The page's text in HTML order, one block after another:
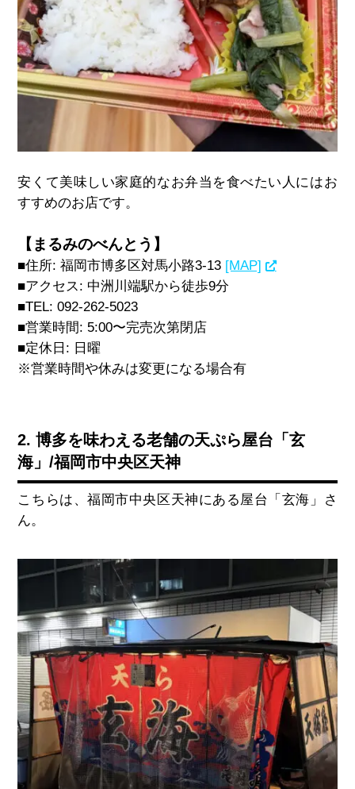
安くて美味しい家庭的なお弁当を食べたい人にはお
すすめのお店です。
【まるみのべんとう】
■住所: 福岡市博多区対馬小路3-13 [MAP]
■アクセス: 中洲川端駅から徒歩9分
■TEL: 092-262-5023
■営業時間: 5:00〜完売次第閉店
■定休日: 日曜
※営業時間や休みは変更になる場合有
2. 博多を味わえる老舗の天ぷら屋台「玄
海」/福岡市中央区天神
こちらは、福岡市中央区天神にある屋台「玄海」さ
ん。